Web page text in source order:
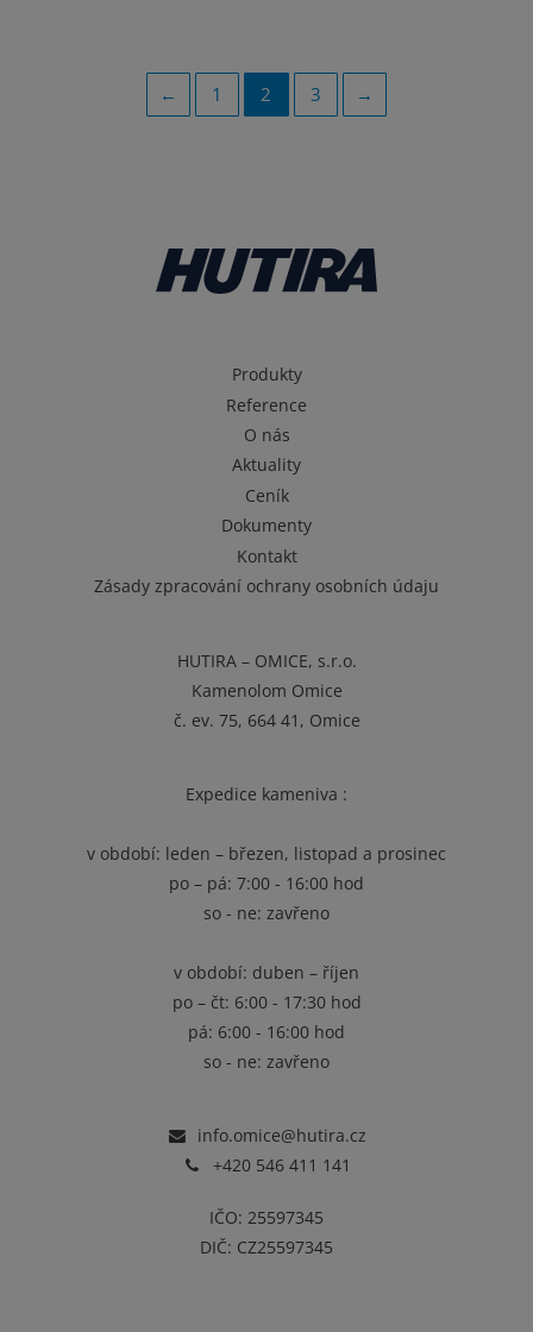
← 1 2 3 →
Produkty
Reference
O nás
Aktuality
Ceník
Dokumenty
Kontakt
Zásady zpracování ochrany osobních údaju
HUTIRA – OMICE, s.r.o.
Kamenolom Omice
č. ev. 75, 664 41, Omice
Expedice kameniva :
v období: leden – březen, listopad a prosinec
po – pá: 7:00 - 16:00 hod
so - ne: zavřeno
v období: duben – říjen
po – čt: 6:00 - 17:30 hod
pá: 6:00 - 16:00 hod
so - ne: zavřeno
info.omice@hutira.cz
+420 546 411 141
IČO: 25597345
DIČ: CZ25597345